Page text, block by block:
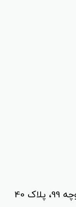
40